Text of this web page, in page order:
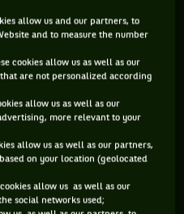
le tennis sort de son ghetto
aux côtés des
la Coupe Davis elle-même.
LES MOUSQUETAIRES
TILDEN, LA STAR US
dont le succès en
cette finale 1927 permet à
avant la victoire décisive
allow us and our partners, to
and to measure the number
cookies allow us as well as our
are not personalized according
allow us as well as our
more relevant to your
allow us as well as our partners,
on your location (geolocated
allow us as well as our
social networks used;